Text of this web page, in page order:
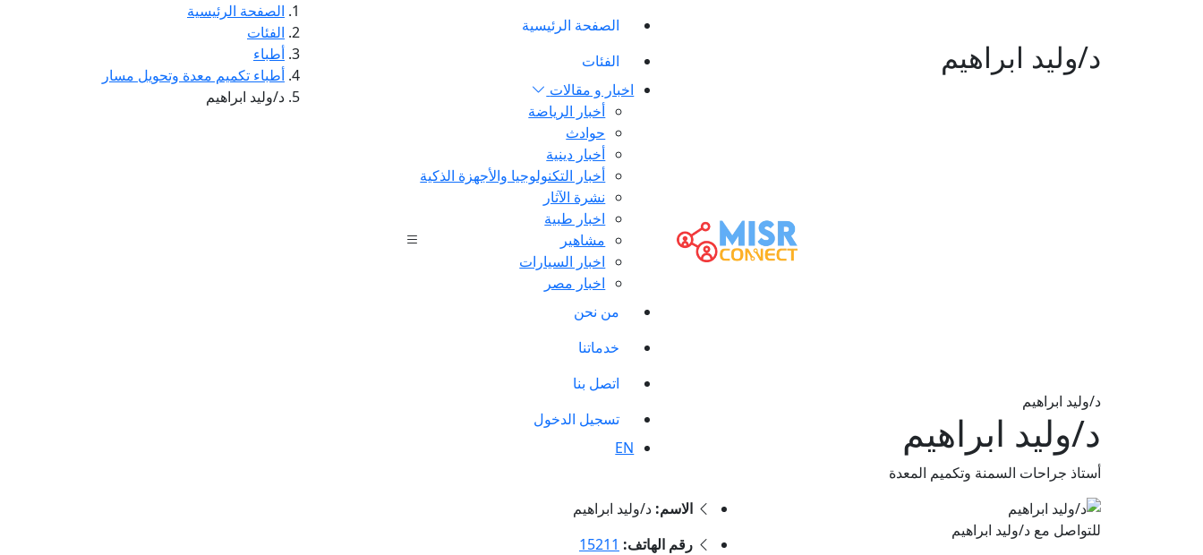
الصفحة الرئيسية
الفئات
اخبار و مقالات
أخبار الرياضة
حوادث
أخبار دينية
أخبار التكنولوجيا والأجهزة الذكية
نشرة الآثار
اخبار طبية
مشاهير
اخبار السيارات
اخبار مصر
من نحن
خدماتنا
اتصل بنا
تسجيل الدخول
EN
د/وليد ابراهيم
الصفحة الرئيسية
الفئات
أطباء
أطباء تكميم معدة وتحويل مسار
د/وليد ابراهيم
د/وليد ابراهيم
د/وليد ابراهيم
أستاذ جراحات السمنة وتكميم المعدة
للتواصل مع د/وليد ابراهيم
الاسم: د/وليد ابراهيم
رقم الهاتف: 15211